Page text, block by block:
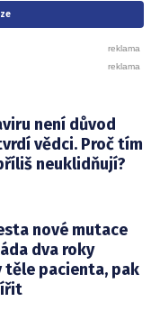
není důvod
vědci. Proč tím
neuklidňují?
nové mutace
dva roky
těle pacienta, pak